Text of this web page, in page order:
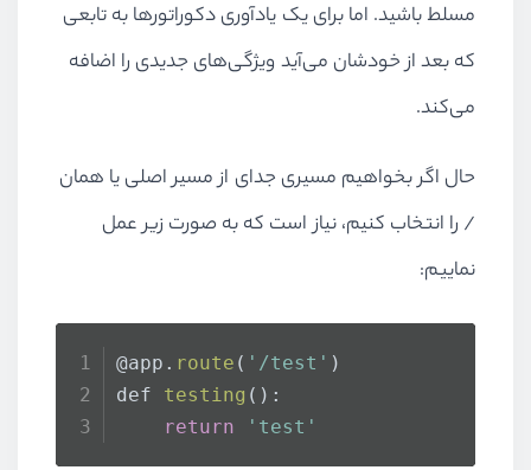
مسلط باشید. اما برای یک یادآوری دکوراتور‌ها به تابعی
که بعد از خودشان می‌آید ویژگی‌های جدیدی را اضافه
می‌کند.
حال اگر بخواهیم مسیری جدای از مسیر اصلی یا همان
/ را انتخاب کنیم، نیاز است که به صورت زیر عمل
نماییم:
@app. route ( '/test' )
def testing ():
return
'test'